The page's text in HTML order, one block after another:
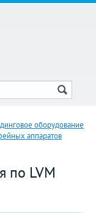
оборудование
аппаратов
по LVM